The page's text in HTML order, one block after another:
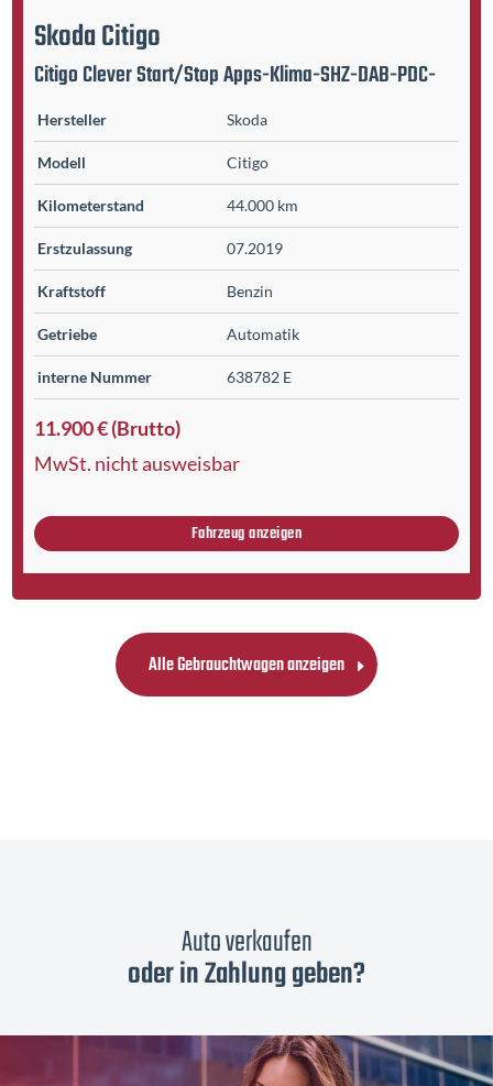
SkodaCitigo
Citigo Clever Start/Stop Apps-Klima-SHZ-DAB-PDC-
Hersteller Skoda
Modell Citigo
Kilometer­stand 44.000 km
Erst­zulassung 07.2019
Kraftstoff Benzin
Getriebe Automatik
interne Nummer 638782 E
11.900 € (Brutto)
MwSt. nicht ausweisbar
Fahrzeug anzeigen
Alle Gebrauchtwagen anzeigen
Auto verkaufen
oder in Zahlung geben?